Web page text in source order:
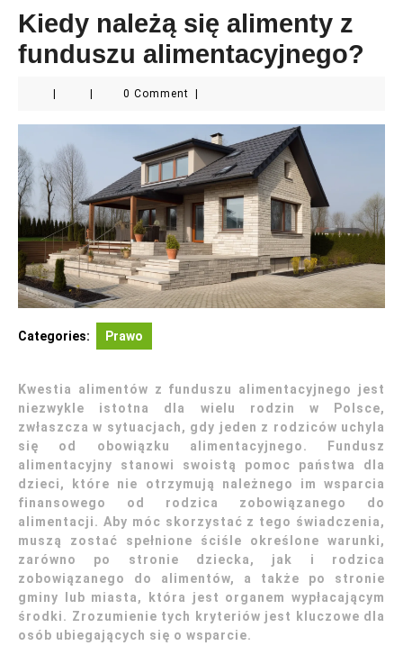
Kiedy należą się alimenty z
funduszu alimentacyjnego?
0 Comment
Categories: Prawo
Kwestia alimentów z funduszu alimentacyjnego jest
niezwykle istotna dla wielu rodzin w Polsce,
zwłaszcza w sytuacjach, gdy jeden z rodziców uchyla
się od obowiązku alimentacyjnego. Fundusz
alimentacyjny stanowi swoistą pomoc państwa dla
dzieci, które nie otrzymują należnego im wsparcia
finansowego od rodzica zobowiązanego do
alimentacji. Aby móc skorzystać z tego świadczenia,
muszą zostać spełnione ściśle określone warunki,
zarówno po stronie dziecka, jak i rodzica
zobowiązanego do alimentów, a także po stronie
gminy lub miasta, która jest organem wypłacającym
środki. Zrozumienie tych kryteriów jest kluczowe dla
osób ubiegających się o wsparcie.